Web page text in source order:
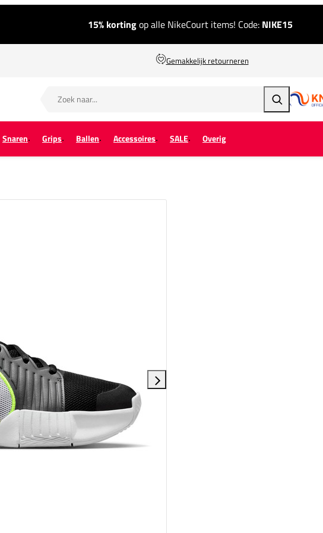
15% kortingop alle NikeCourt items! Code: NIKE15
Gemakkelijk retourneren
Zoeken
Snaren Grips Ballen Accessoires SALE Overig